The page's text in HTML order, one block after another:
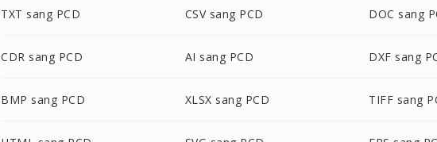
TXT sang PCD CSV sang PCD DOC sang
CDR sang PCD AI sang PCD DXF sang
BMP sang PCD XLSX sang PCD TIFF sang